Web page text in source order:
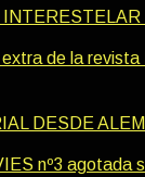
INTERESTELAR
extra de la
DESDE
nº3 agotada